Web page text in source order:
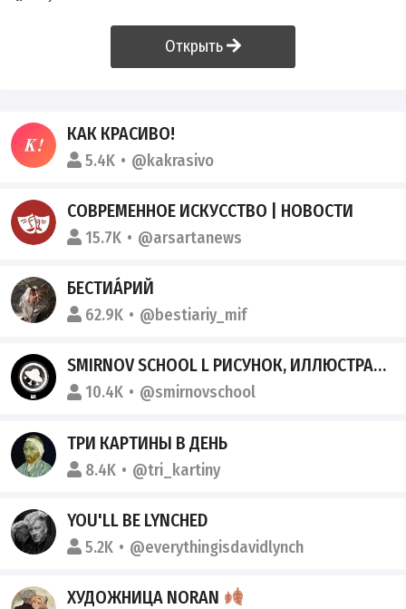
Открыть
КАК КРАСИВО!
5.4K @kakrasivo
СОВРЕМЕННОЕ ИСКУССТВО | НОВОСТИ
15.7K @arsartanews
БЕСТИА́РИЙ
62.9K @bestiariy_mif
SMIRNOV SCHOOL L РИСУНОК, ИЛЛЮСТРАЦИЯ, 2D И 3D ГРАФИКА
10.4K @smirnovschool
ТРИ КАРТИНЫ В ДЕНЬ
8.4K @tri_kartiny
YOU'LL BE LYNCHED
5.2K @everythingisdavidlynch
ХУДОЖНИЦА NORAN